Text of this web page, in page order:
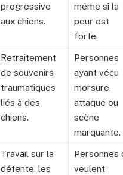
progressive
aux chiens.
même si la
peur est
forte.
Retraitement
de souvenirs
traumatiques
liés à des
chiens.
Personnes
ayant vécu
morsure,
attaque ou
scène
marquante.
Travail sur la
détente, les
Personnes
veulent